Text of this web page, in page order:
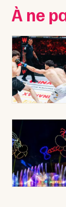
Concerts
Sports
Soirées
Sorties
Sorties &
Concerts
Concerts
Concerts
Nice
Paris
Strasbourg
Toulouse
Toutes les
À ne